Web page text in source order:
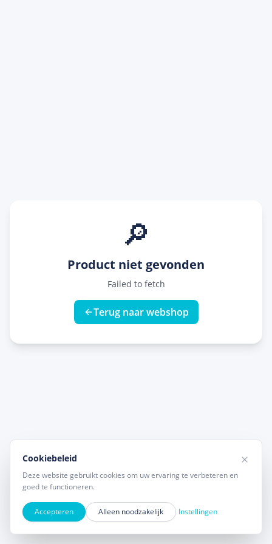
🔎
Product niet gevonden
Failed to fetch
Terug naar webshop
Cookiebeleid
Deze website gebruikt cookies om uw ervaring te verbeteren en
goed te functioneren.
Accepteren Alleen noodzakelijk Instellingen